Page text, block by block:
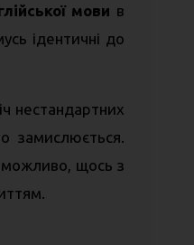
мови в
ідентичні до
нестандартних
замислюється.
можливо, щось з